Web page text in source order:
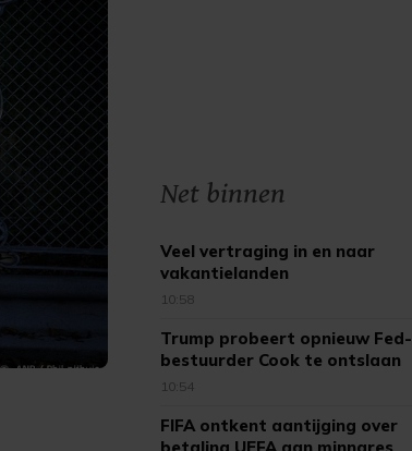
Net binnen
Veel vertraging in en naar
vakantielanden
10:58
Trump probeert opnieuw Fed-
bestuurder Cook te ontslaan
10:54
FIFA ontkent aantijging over